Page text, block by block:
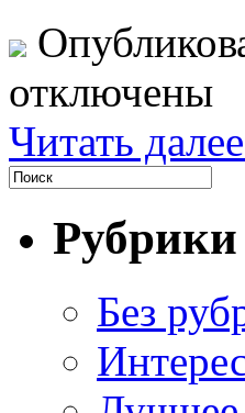
отключены
Читать
Рубрики
Без